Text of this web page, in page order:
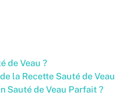
de Veau ?
la Recette Sauté de Veau
Sauté de Veau Parfait ?